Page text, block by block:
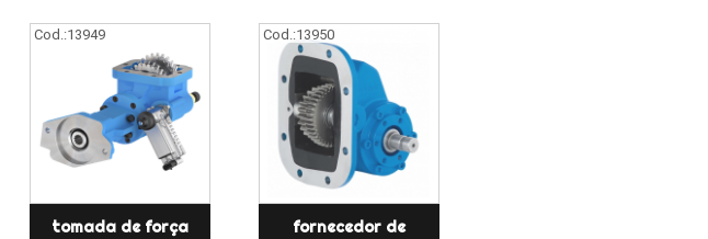
Cod.:13949
tomada de força
Cod.:13950
fornecedor de